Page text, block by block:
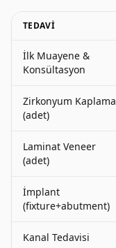
TEDAVI
İlk Muayene &
Konsültasyon
Zirkonyum Kaplama
(adet)
Laminat Veneer
(adet)
İmplant
(fixture+abutment)
Kanal Tedavisi